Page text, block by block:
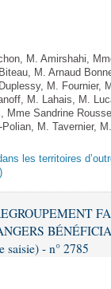
M. Amirshahi,
M. Arnaud
M. Fournier,
M. Lahais, M.
Mme Sandrine
M. Tavernier,
les territoires
saisie) - n° 2785